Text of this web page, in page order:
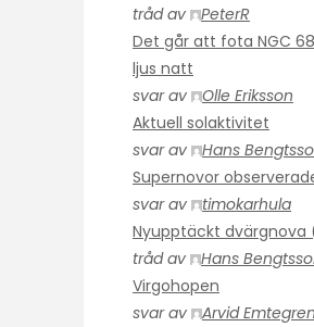
tråd av
PeterR
Det går att fota NGC
ljus natt
svar av
Olle Eriksson
Aktuell solaktivitet
svar av
Hans
Supernovor
svar av
timokarhula
Nyupptäckt dvärgnova
tråd av
Hans
Virgohopen
svar av
Arvid Emtegren